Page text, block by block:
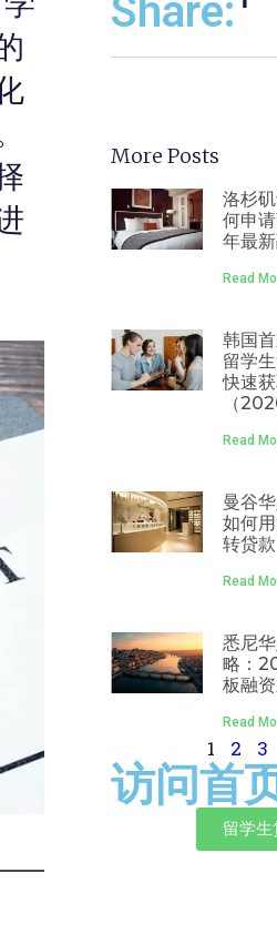
Share:
More Posts
洛杉
何申
年最
Read
韩国
留学
快速
（
Read
曼谷
如何
转贷款
Read
悉尼
略：
板融
Read
1 2 3
访问首
留学生